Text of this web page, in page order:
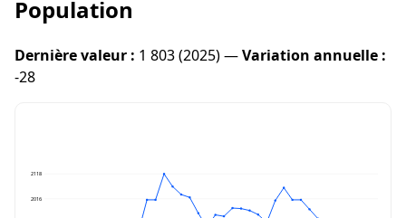
Population
Dernière valeur : 1 803 (2025) —Variation annuelle :
-28
2118
2016